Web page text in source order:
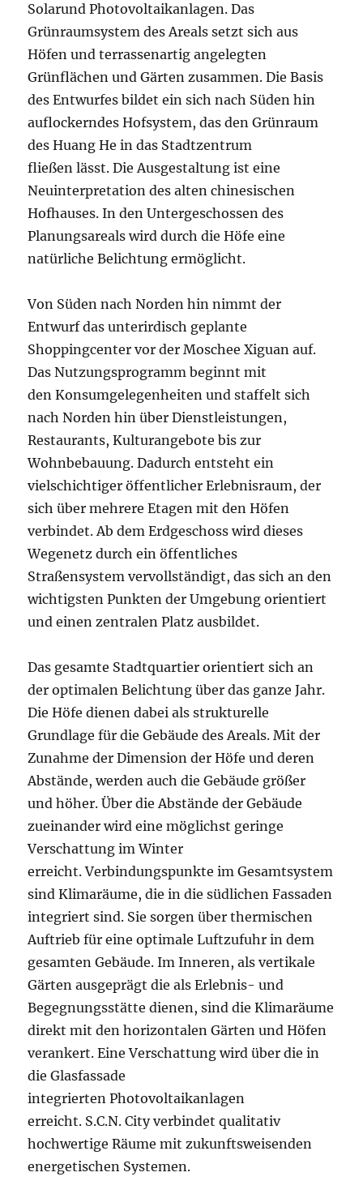
Solarund Photovoltaikanlagen. Das
Grünraumsystem des Areals setzt sich aus
Höfen und terrassenartig angelegten
Grünflächen und Gärten zusammen. Die Basis
des Entwurfes bildet ein sich nach Süden hin
auflockerndes Hofsystem, das den Grünraum
des Huang He in das Stadtzentrum
fließen lässt. Die Ausgestaltung ist eine
Neuinterpretation des alten chinesischen
Hofhauses. In den Untergeschossen des
Planungsareals wird durch die Höfe eine
natürliche Belichtung ermöglicht.
Von Süden nach Norden hin nimmt der
Entwurf das unterirdisch geplante
Shoppingcenter vor der Moschee Xiguan auf.
Das Nutzungsprogramm beginnt mit
den Konsumgelegenheiten und staffelt sich
nach Norden hin über Dienstleistungen,
Restaurants, Kulturangebote bis zur
Wohnbebauung. Dadurch entsteht ein
vielschichtiger öffentlicher Erlebnisraum, der
sich über mehrere Etagen mit den Höfen
verbindet. Ab dem Erdgeschoss wird dieses
Wegenetz durch ein öffentliches
Straßensystem vervollständigt, das sich an den
wichtigsten Punkten der Umgebung orientiert
und einen zentralen Platz ausbildet.
Das gesamte Stadtquartier orientiert sich an
der optimalen Belichtung über das ganze Jahr.
Die Höfe dienen dabei als strukturelle
Grundlage für die Gebäude des Areals. Mit der
Zunahme der Dimension der Höfe und deren
Abstände, werden auch die Gebäude größer
und höher. Über die Abstände der Gebäude
zueinander wird eine möglichst geringe
Verschattung im Winter
erreicht. Verbindungspunkte im Gesamtsystem
sind Klimaräume, die in die südlichen Fassaden
integriert sind. Sie sorgen über thermischen
Auftrieb für eine optimale Luftzufuhr in dem
gesamten Gebäude. Im Inneren, als vertikale
Gärten ausgeprägt die als Erlebnis- und
Begegnungsstätte dienen, sind die Klimaräume
direkt mit den horizontalen Gärten und Höfen
verankert. Eine Verschattung wird über die in
die Glasfassade
integrierten Photovoltaikanlagen
erreicht. S.C.N. City verbindet qualitativ
hochwertige Räume mit zukunftsweisenden
energetischen Systemen.